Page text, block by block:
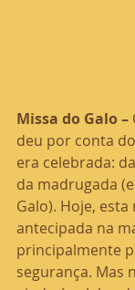
Missa do Galo –
deu por conta
era celebrada:
da madrugada
Galo). Hoje, esta
antecipada na
principalmente
segurança. Mas